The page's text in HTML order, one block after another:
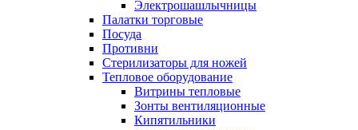
Электрошашлычницы
Палатки торговые
Посуда
Противни
Стерилизаторы для ножей
Тепловое оборудование
Витрины тепловые
Зонты вентиляционные
Кипятильники